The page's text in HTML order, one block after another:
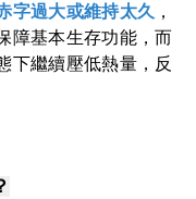
字過大或維持太久 ，
障基本生存功能，而
下繼續壓低熱量，反